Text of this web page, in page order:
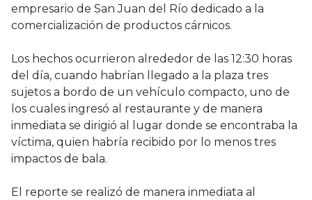
empresario de San Juan del Río dedicado a la
comercialización de productos cárnicos.
Los hechos ocurrieron alrededor de las 12:30 horas
del día, cuando habrían llegado a la plaza tres
sujetos a bordo de un vehículo compacto, uno de
los cuales ingresó al restaurante y de manera
inmediata se dirigió al lugar donde se encontraba la
víctima, quien habría recibido por lo menos tres
impactos de bala.
El reporte se realizó de manera inmediata al